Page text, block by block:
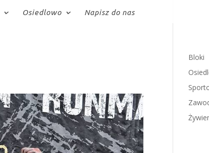
Osiedlowo Napisz do nas
Bloki